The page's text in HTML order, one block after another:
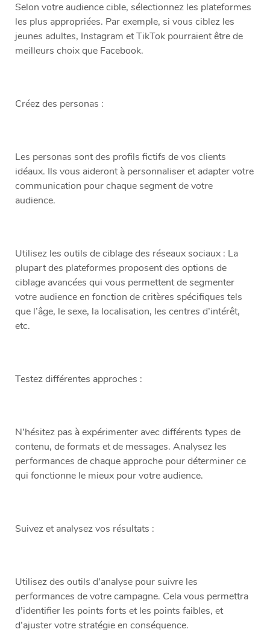
Selon votre audience cible, sélectionnez les plateformes
les plus appropriées. Par exemple, si vous ciblez les
jeunes adultes, Instagram et TikTok pourraient être de
meilleurs choix que Facebook.
Créez des personas :
Les personas sont des profils fictifs de vos clients
idéaux. Ils vous aideront à personnaliser et adapter votre
communication pour chaque segment de votre
audience.
Utilisez les outils de ciblage des réseaux sociaux : La
plupart des plateformes proposent des options de
ciblage avancées qui vous permettent de segmenter
votre audience en fonction de critères spécifiques tels
que l’âge, le sexe, la localisation, les centres d’intérêt,
etc.
Testez différentes approches :
N’hésitez pas à expérimenter avec différents types de
contenu, de formats et de messages. Analysez les
performances de chaque approche pour déterminer ce
qui fonctionne le mieux pour votre audience.
Suivez et analysez vos résultats :
Utilisez des outils d’analyse pour suivre les
performances de votre campagne. Cela vous permettra
d’identifier les points forts et les points faibles, et
d’ajuster votre stratégie en conséquence.